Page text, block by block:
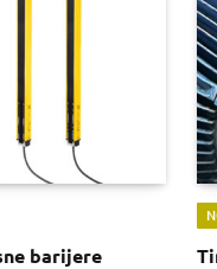
barijere